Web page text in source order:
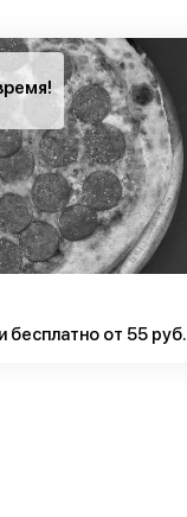
бесплатно от 55 руб.